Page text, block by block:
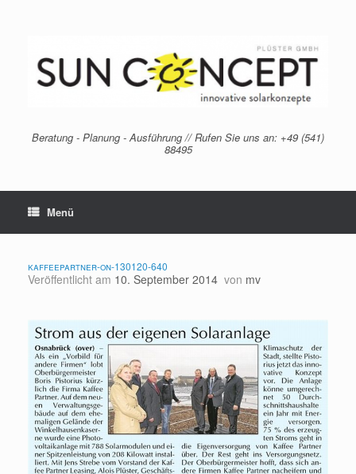
Beratung - Planung - Ausführung // Rufen Sie uns an: +49 (541)
88495
Menü
kaffeepartner-on-130120-640
Veröffentlicht am 10. September 2014 von mv